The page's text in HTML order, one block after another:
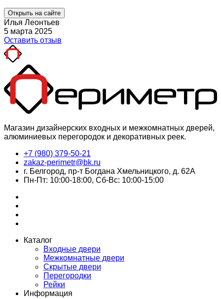
Открыть на сайте
Илья Леонтьев
5 марта 2025
Оставить отзыв
Магазин дизайнерских входных и межкомнатных дверей,
алюминиевых перегородок и декоративных реек.
+7 (980) 379-50-21
zakaz-perimetr@bk.ru
г. Белгород, пр-т Богдана Хмельницкого, д. 62А
Пн-Пт: 10:00-18:00, Сб-Вс: 10:00-15:00
Каталог
Входные двери
Межкомнатные двери
Скрытые двери
Перегородки
Рейки
Информация